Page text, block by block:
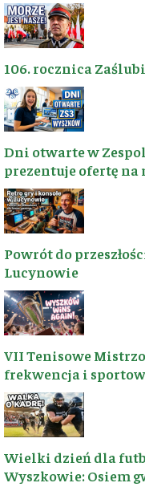
106. rocznica
Dni otwarte w
prezentuje ofertę na
Powrót do
Lucynowie
VII Tenisowe
frekwencja i
Wielki dzień dla
Wyszkowie: Osiem
🚴‍♂️ 25 LAT NA SZLAKU
Portal tworzony
przez
Wyszkowską
Grupę
Rowerową
„Wyszków Moje
Miasto”
lat napędza nas
pasja do rowerów
i miłość do
regionu.
Dziś wyznaczamy
nowy kierunek –
po dekadach
wspólnych
wyjazdów,